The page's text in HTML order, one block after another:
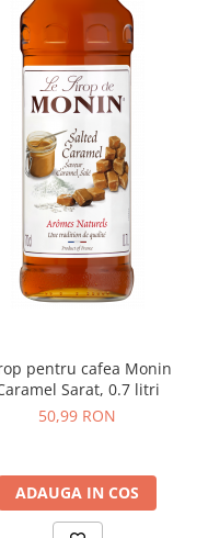
pentru cafea Monin
Sarat, 0.7 litri
50,99 RON
ADAUGA IN COS